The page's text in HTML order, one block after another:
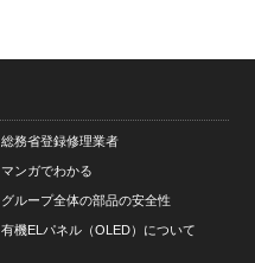
総務省登録修理業者
マンガでわかる
グループ全体の部品の安全性
有機ELパネル（OLED）について